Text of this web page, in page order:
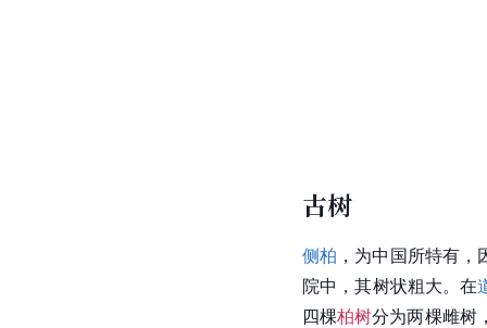
古树
侧柏 ，为中国所特有
院中，其树状粗大。在
四棵柏树分为两棵雌树